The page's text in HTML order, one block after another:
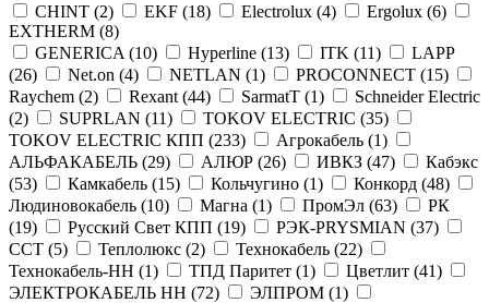
CHINT (2) EKF (18) Electrolux (4) Ergolux (6)
EXTHERM (8)
GENERICA (10) Hyperline (13) ITK (11)
LAPP
(26) Net.on (4) NETLAN (1) PROCONNECT (15)
Raychem (2) Rexant (44) SarmatT (1)
Schneider Electric
(2) SUPRLAN (11) TOKOV ELECTRIC (35)
TOKOV ELECTRIC КПП (233) Агрокабель (1)
АЛЬФАКАБЕЛЬ (29) АЛЮР (26) ИВКЗ (47)
Кабэкс
(53) Камкабель (15) Кольчугино (1) Конкорд (48)
Людиновокабель (10) Магна (1) ПромЭл (63)
РК
(19) Русский Свет КПП (19) РЭК-PRYSMIAN (37)
ССТ (5) Теплолюкс (2) Технокабель (22)
Технокабель-НН (1) ТПД Паритет (1) Цветлит (41)
ЭЛЕКТРОКАБЕЛЬ НН (72) ЭЛПРОМ (1)